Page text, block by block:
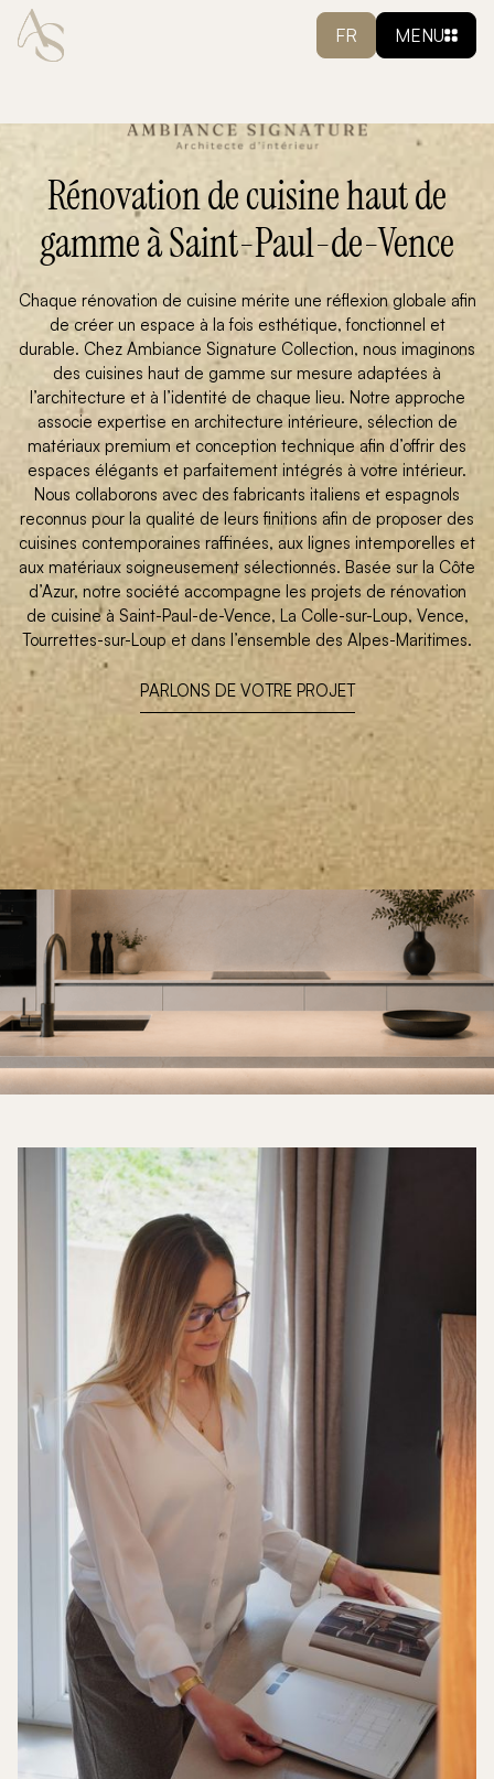
FR MENU
Rénovation de cuisine haut de
gamme à Saint-Paul-de-Vence
Chaque rénovation de cuisine mérite une réflexion globale afin
de créer un espace à la fois esthétique, fonctionnel et
durable. Chez Ambiance Signature Collection, nous imaginons
des cuisines haut de gamme sur mesure adaptées à
l’architecture et à l’identité de chaque lieu. Notre approche
associe expertise en architecture intérieure, sélection de
matériaux premium et conception technique afin d’offrir des
espaces élégants et parfaitement intégrés à votre intérieur.
Nous collaborons avec des fabricants italiens et espagnols
reconnus pour la qualité de leurs finitions afin de proposer des
cuisines contemporaines raffinées, aux lignes intemporelles et
aux matériaux soigneusement sélectionnés. Basée sur la Côte
d’Azur, notre société accompagne les projets de rénovation
de cuisine à Saint-Paul-de-Vence, La Colle-sur-Loup, Vence,
Tourrettes-sur-Loup et dans l’ensemble des Alpes-Maritimes.
PARLONS DE VOTRE PROJET